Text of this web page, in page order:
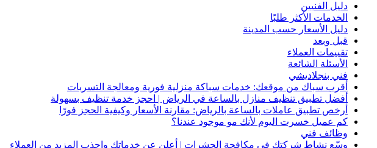
دليل الفنيين
الخدمات الأكثر طلبًا
دليل الأسعار حسب المدينة
قبل وبعد
تقييمات العملاء
الأسئلة الشائعة
فني بنجلاديشي
أقرب سباك من موقعك: خدمات سباكة منزلية فورية ومعالجة التسربات
أفضل تطبيق تنظيف منازل بالساعة في الرياض | احجز خدمة تنظيف بسهولة
أرخص تطبيق عاملات بالساعة بالرياض: مقارنة الأسعار وكيفية الحجز فورًا
كم عميل خسرت اليوم لأنك مو موجود عندنا؟
وظائف فني
وسّع نشاط شركتك في مكافحة الحشرات | أعلن عن خدماتك واجذب المزيد من العملاء